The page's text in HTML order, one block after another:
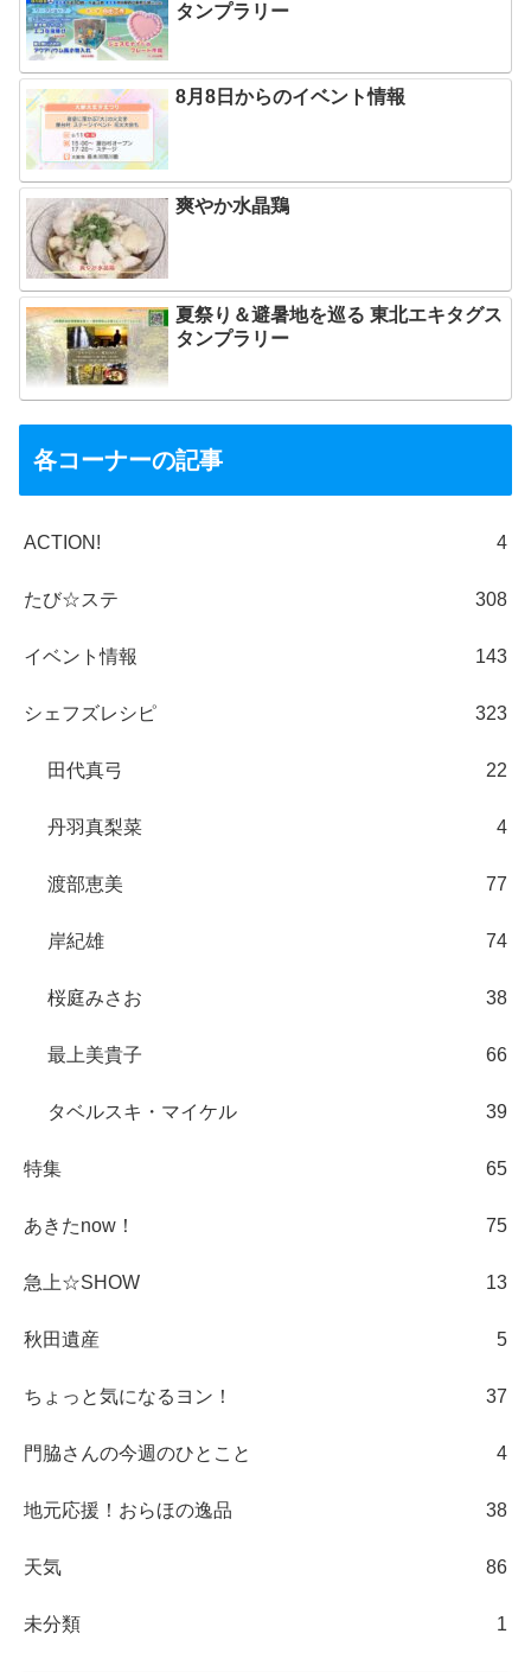
タンプラリー
8月8日からのイベント情報
爽やか水晶鶏
夏祭り＆避暑地を巡る 東北エキタグス
タンプラリー
各コーナーの記事
ACTION! 4
たび☆ステ 308
イベント情報 143
シェフズレシピ 323
田代真弓 22
丹羽真梨菜 4
渡部恵美 77
岸紀雄 74
桜庭みさお 38
最上美貴子 66
タベルスキ・マイケル 39
特集 65
あきたnow！ 75
急上☆SHOW 13
秋田遺産 5
ちょっと気になるヨン！ 37
門脇さんの今週のひとこと 4
地元応援！おらほの逸品 38
天気 86
未分類 1